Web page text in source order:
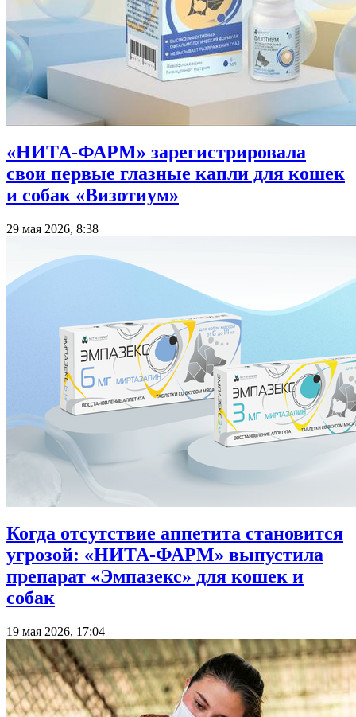
«НИТА-ФАРМ» зарегистрировала
свои первые глазные капли для кошек
и собак «Визотиум»
29 мая 2026, 8:38
Когда отсутствие аппетита становится
угрозой: «НИТА-ФАРМ» выпустила
препарат «Эмпазекс» для кошек и
собак
19 мая 2026, 17:04